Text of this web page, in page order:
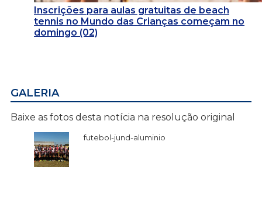
Inscrições para aulas gratuitas de beach
tennis no Mundo das Crianças começam no
domingo (02)
GALERIA
Baixe as fotos desta notícia na resolução original
futebol-jund-aluminio